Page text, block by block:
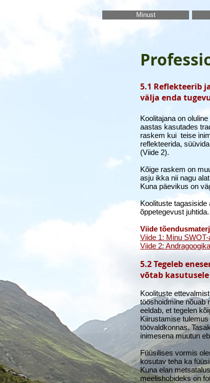
Minust
5.1 Reflekteerib
välja enda
Koolitajana on
aastas kasutades
raskem kui teise
reflekteerida,
(Viide 2).
Kõige raskem on
asju ikka nii nagu
Kuna päevikus on
Koolituste
õppetegevust juhtida.
Viide
Viide 1: Minu SWO
Viide 2:
5.2 Tegeleb
võtab
Koolituste
tööshoidmine nõuab
eeldab, et tegelen
Kiirustamise
töövaldkonnas.
inimesena muutun
Füüsilises vormis
kosutav teha ka
Kuna elan
meelishobideks on